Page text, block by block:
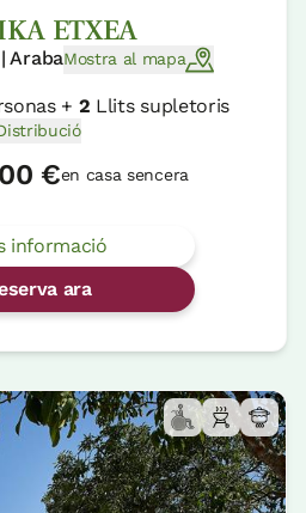
ETXEA
ArabaMostra al mapa
+ 2 Llits supletoris
€en casa sencera
informació
ara